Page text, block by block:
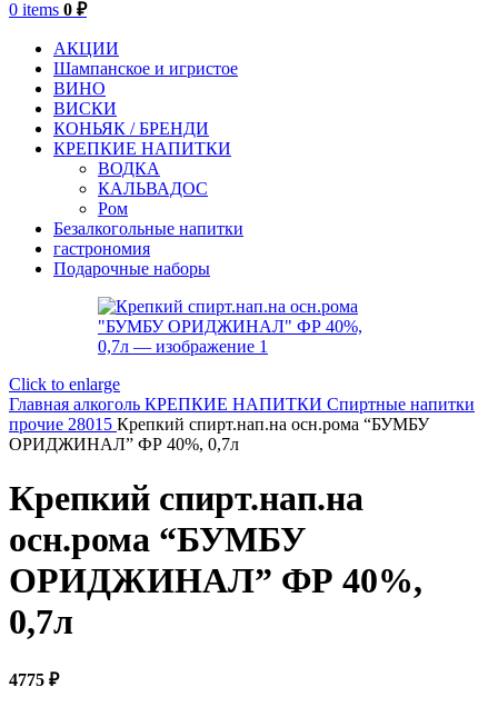
0 items 0 ₽
АКЦИИ
Шампанское и игристое
ВИНО
ВИСКИ
КОНЬЯК / БРЕНДИ
КРЕПКИЕ НАПИТКИ
ВОДКА
КАЛЬВАДОС
Ром
Безалкогольные напитки
гастрономия
Подарочные наборы
Click to enlarge
Главная алкоголь КРЕПКИЕ НАПИТКИ Спиртные напитки
прочие 28015 Крепкий спирт.нап.на осн.рома “БУМБУ
ОРИДЖИНАЛ” ФР 40%, 0,7л
Крепкий спирт.нап.на
осн.рома “БУМБУ
ОРИДЖИНАЛ” ФР 40%,
0,7л
4775 ₽